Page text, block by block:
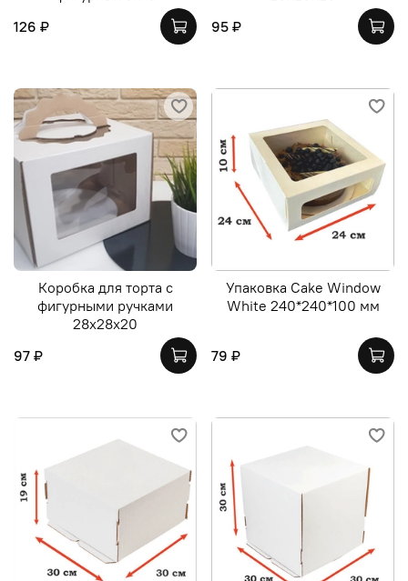
126 ₽
95 ₽
Коробка для торта с
фигурными ручками
28х28х20
97 ₽
Упаковка Cake Window
White 240*240*100 мм
79 ₽